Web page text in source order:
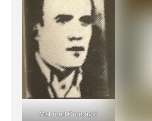
Mehmed Omeragić